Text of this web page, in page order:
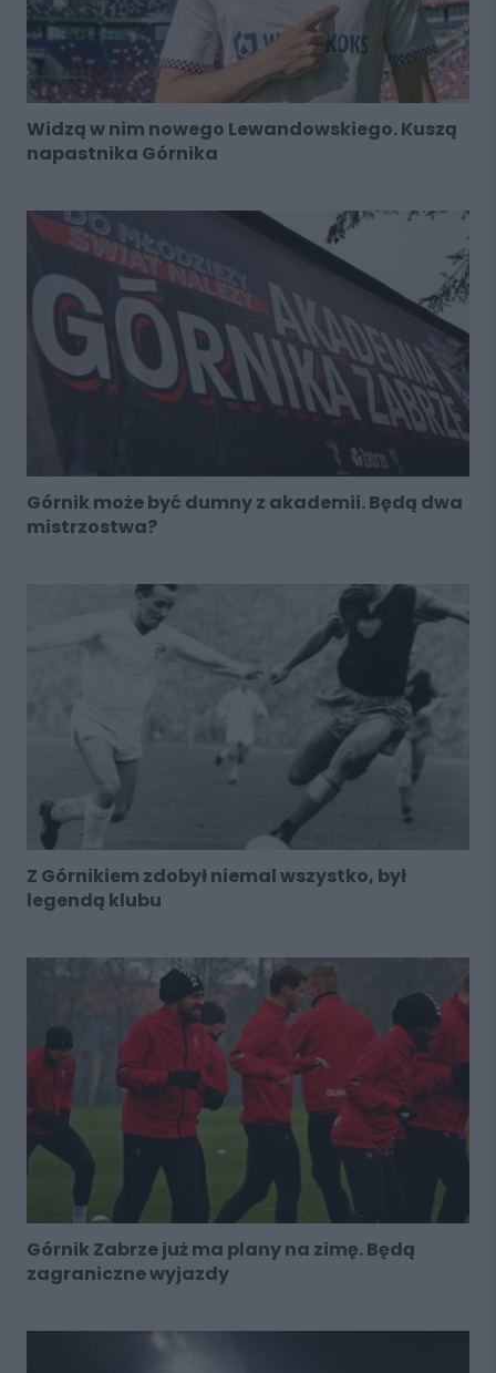
Widzą w nim nowego Lewandowskiego. Kuszą
napastnika Górnika
Górnik może być dumny z akademii. Będą dwa
mistrzostwa?
Z Górnikiem zdobył niemal wszystko, był
legendą klubu
Górnik Zabrze już ma plany na zimę. Będą
zagraniczne wyjazdy